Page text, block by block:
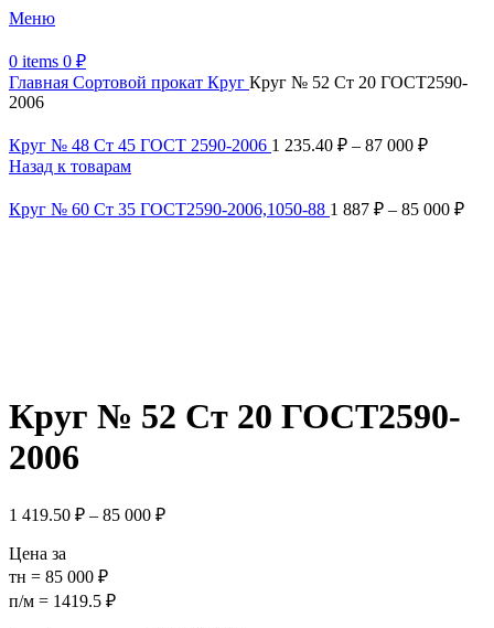
Меню
0 items 0 ₽
Главная Сортовой прокат Круг Круг № 52 Ст 20 ГОСТ2590-
2006
Круг № 48 Ст 45 ГОСТ 2590-2006 1 235.40 ₽ – 87 000 ₽
Назад к товарам
Круг № 60 Ст 35 ГОСТ2590-2006,1050-88 1 887 ₽ – 85 000 ₽
Круг № 52 Ст 20 ГОСТ2590-
2006
1 419.50 ₽ – 85 000 ₽
Цена за
тн = 85 000 ₽
п/м = 1419.5 ₽